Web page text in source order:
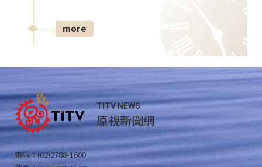
more
TITV NEWS
原視新聞網
電話：(02)2788-1600